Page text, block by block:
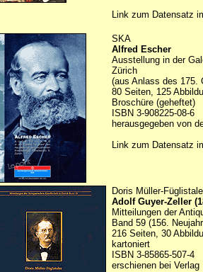
Link zum Datensatz
SKA
Alfred Escher
Ausstellung in der
Zürich
(aus Anlass des 175.
80 Seiten, 125
Broschüre (geheftet)
ISBN 3-908225-08-6
herausgegeben von
Link zum Datensatz
Doris Müller-
Adolf Guyer-Zeller
Mitteilungen der
Band 59 (156.
216 Seiten, 30
kartoniert
ISBN 3-85865-507-4
erschienen bei